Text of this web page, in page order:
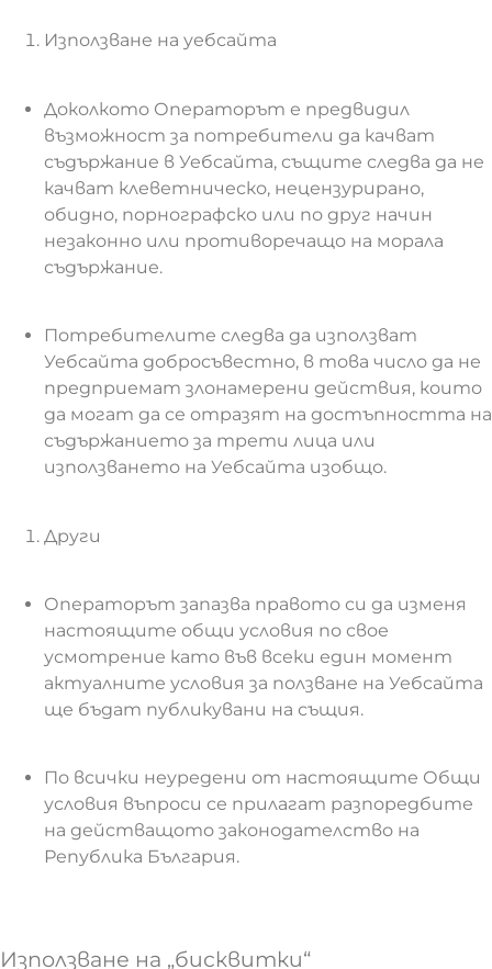
Използване на уебсайта
Доколкото Операторът е предвидил
възможност за потребители да качват
съдържание в Уебсайта, същите следва да не
качват клеветническо, нецензурирано,
обидно, порнографско или по друг начин
незаконно или противоречащо на морала
съдържание.
Потребителите следва да използват
Уебсайта добросъвестно, в това число да не
предприемат злонамерени действия, които
да могат да се отразят на достъпността на
съдържанието за трети лица или
използването на Уебсайта изобщо.
Други
Операторът запазва правото си да изменя
настоящите общи условия по свое
усмотрение като във всеки един момент
актуалните условия за ползване на Уебсайта
ще бъдат публикувани на същия.
По всички неуредени от настоящите Общи
условия въпроси се прилагат разпоредбите
на действащото законодателство на
Република България.
Използване на „бисквитки“